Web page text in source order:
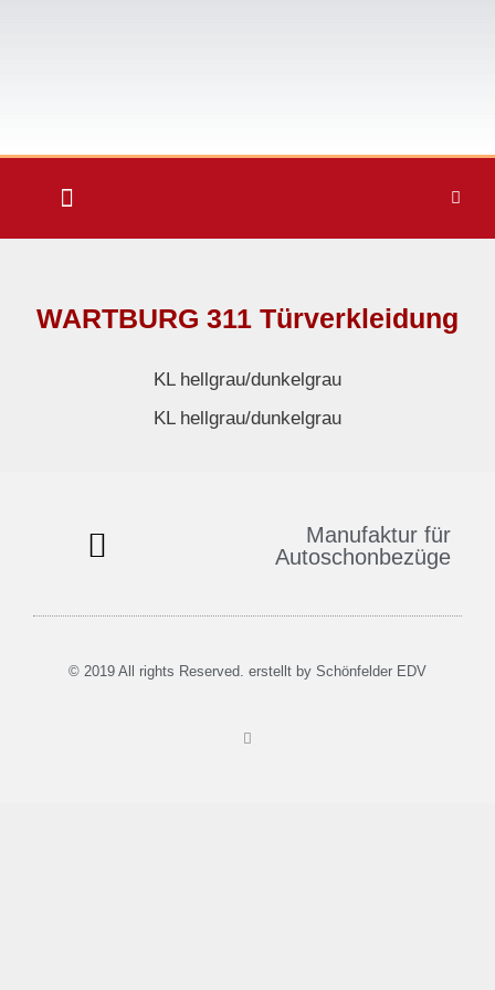
WARTBURG 311 Türverkleidung
KL hellgrau/dunkelgrau
KL hellgrau/dunkelgrau
Manufaktur für
Autoschonbezüge
© 2019 All rights Reserved. erstellt by Schönfelder EDV